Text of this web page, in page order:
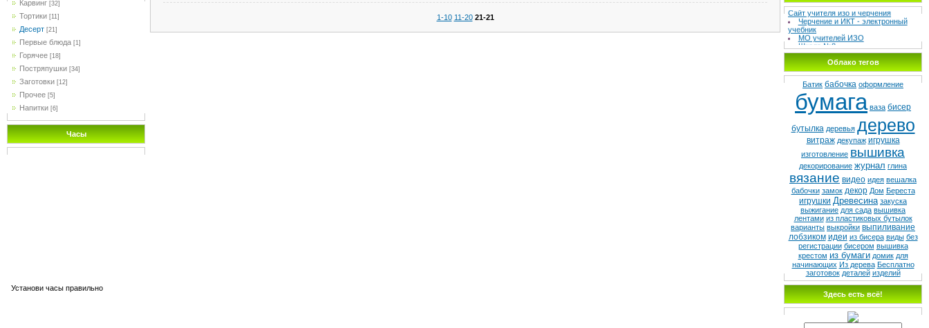
Карвинг [32]
Тортики [11]
Десерт [21]
Первые блюда [1]
Горячее [18]
Постряпушки [34]
Заготовки [12]
Прочее [5]
Напитки [6]
Часы
Установи часы правильно
1-10 11-20 21-21
Сайт учителя изо и черчения
Черчение и ИКТ - электронный
учебник
МО учителей ИЗО
Школа №8
Детская худ. школа
Облако тегов
Батик бабочка оформление
бумага ваза бисер
бутылка деревья дерево
витраж декупаж игрушка
изготовление вышивка
декорирование журнал глина
вязание видео идея вешалка
бабочки замок декор Дом Береста
игрушки Древесина закуска
выжигание для сада вышивка
лентами из пластиковых бутылок
варианты выкройки выпиливание
лобзиком идеи из бисера виды без
регистрации бисером вышивка
крестом из бумаги домик для
начинающих Из дерева Бесплатно
заготовок деталей изделий
Здесь есть всё!